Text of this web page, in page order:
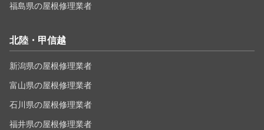
福島県の屋根修理業者
北陸・甲信越
新潟県の屋根修理業者
富山県の屋根修理業者
石川県の屋根修理業者
福井県の屋根修理業者